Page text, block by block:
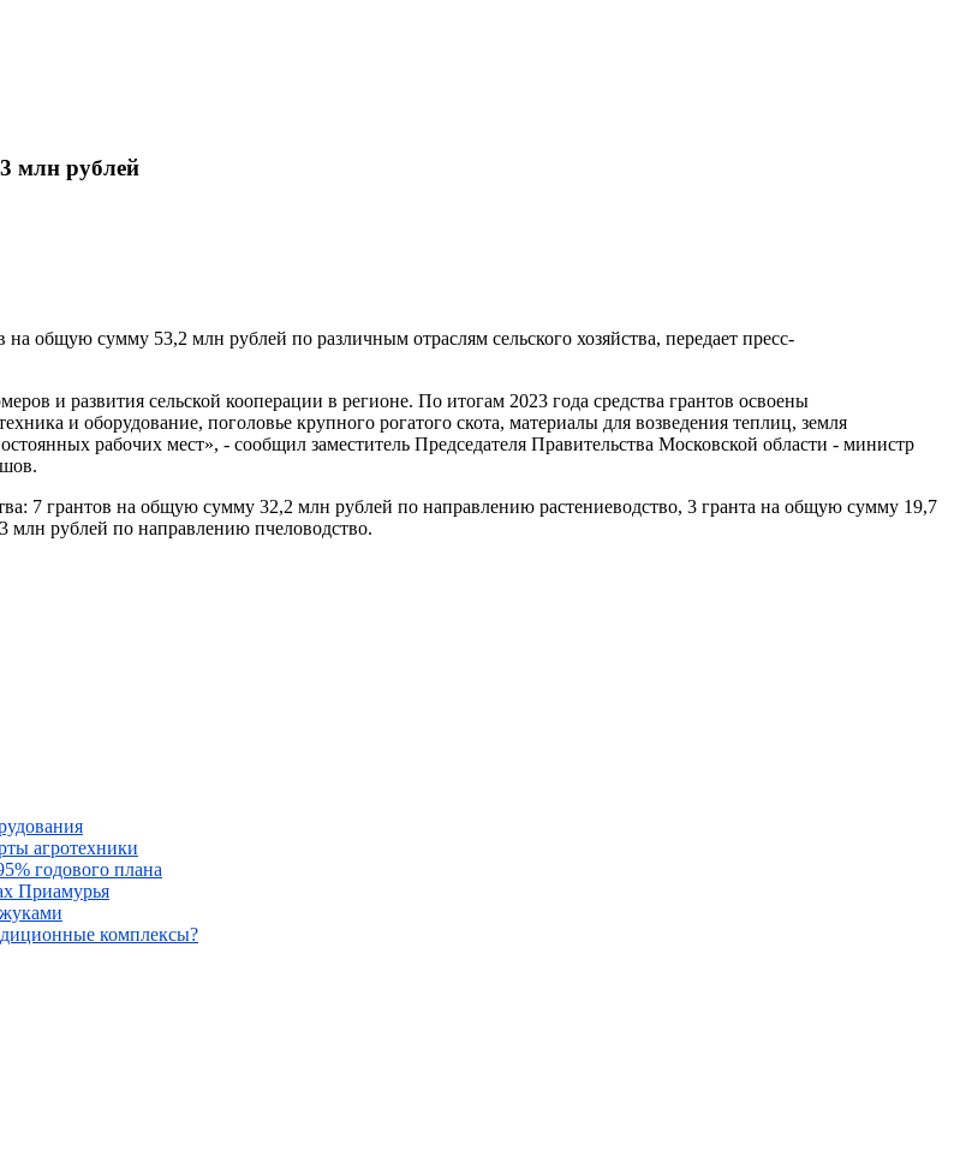
млн рублей
общую сумму 53,2 млн рублей по различным отраслям сельского хозяйства, передает пресс-
и развития сельской кооперации в регионе. По итогам 2023 года средства грантов освоены
и оборудование, поголовье крупного рогатого скота, материалы для возведения теплиц, земля
рабочих мест», - сообщил заместитель Председателя Правительства Московской области - министр
7 грантов на общую сумму 32,2 млн рублей по направлению растениеводство, 3 гранта на общую сумму 19,7
рублей по направлению пчеловодство.
агротехники
годового плана
Приамурья
комплексы?